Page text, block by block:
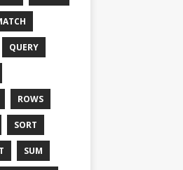
QUERY
ROWS
SORT
SUM